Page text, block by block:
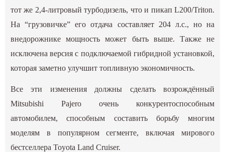
тот же 2,4-литровый турбодизель, что и пикап L200/Triton.
На “грузовичке” его отдача составляет 204 л.с., но на
внедорожнике мощность может быть выше. Также не
исключена версия с подключаемой гибридной установкой,
которая заметно улучшит топливную экономичность.
Все эти изменения должны сделать возрождённый
Mitsubishi Pajero очень конкурентоспособным
автомобилем, способным составить борьбу многим
моделям в популярном сегменте, включая мирового
бестселлера Toyota Land Cruiser.